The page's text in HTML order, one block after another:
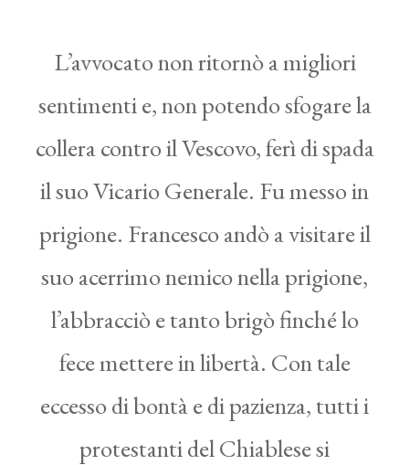
L’avvocato non ritornò a migliori
sentimenti e, non potendo sfogare la
collera contro il Vescovo, ferì di spada
il suo Vicario Generale. Fu messo in
prigione. Francesco andò a visitare il
suo acerrimo nemico nella prigione,
l’abbracciò e tanto brigò finché lo
fece mettere in libertà. Con tale
eccesso di bontà e di pazienza, tutti i
protestanti del Chiablese si